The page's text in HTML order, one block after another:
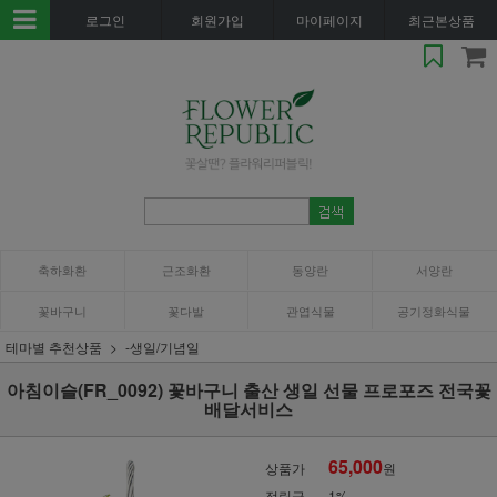
로그인 회원가입 마이페이지 최근본상품
축하화환 근조화환 동양란 서양란
꽃바구니 꽃다발 관엽식물 공기정화식물
테마별 추천상품 -생일/기념일
아침이슬(FR_0092) 꽃바구니 출산 생일 선물 프로포즈 전국꽃
배달서비스
상품가 65,000원